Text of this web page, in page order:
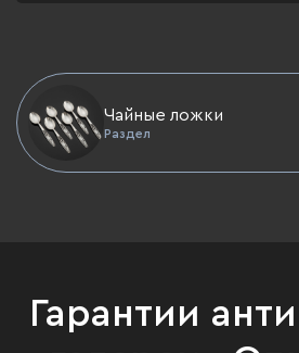
Чайные ложки
Раздел
Гарантии